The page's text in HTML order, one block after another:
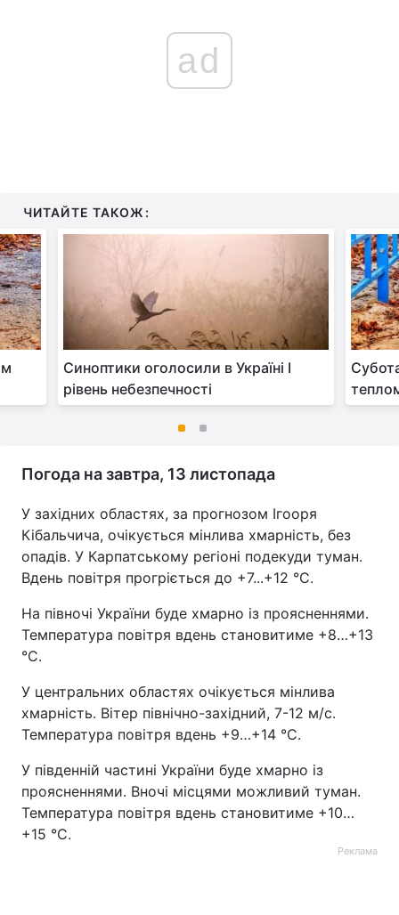
ad
ЧИТАЙТЕ ТАКОЖ:
Синоптики оголосили в Україні І
рівень небезпечності
Погода на завтра, 13 листопада
У західних областях, за прогнозом Ігооря
Кібальчича, очікується мінлива хмарність, без
опадів. У Карпатському регіоні подекуди туман.
Вдень повітря прогріється до +7...+12 °С.
На півночі України буде хмарно із проясненнями.
Температура повітря вдень становитиме +8…+13
°С.
У центральних областях очікується мінлива
хмарність. Вітер північно-західний, 7-12 м/с.
Температура повітря вдень +9…+14 °С.
У південній частині України буде хмарно із
проясненнями. Вночі місцями можливий туман.
Температура повітря вдень становитиме +10…
+15 °С.
Реклама